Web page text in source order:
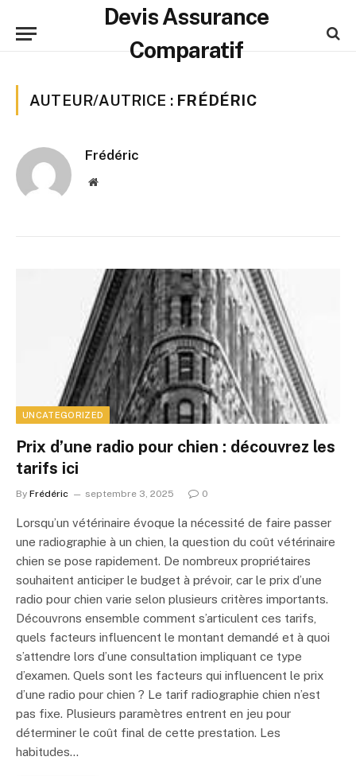
Devis Assurance
Comparatif
AUTEUR/AUTRICE : FRÉDÉRIC
Frédéric
Website
UNCATEGORIZED
Prix d’une radio pour chien : découvrez les
tarifs ici
By Frédéric septembre 3, 2025 0
Lorsqu’un vétérinaire évoque la nécessité de faire passer
une radiographie à un chien, la question du coût vétérinaire
chien se pose rapidement. De nombreux propriétaires
souhaitent anticiper le budget à prévoir, car le prix d’une
radio pour chien varie selon plusieurs critères importants.
Découvrons ensemble comment s’articulent ces tarifs,
quels facteurs influencent le montant demandé et à quoi
s’attendre lors d’une consultation impliquant ce type
d’examen. Quels sont les facteurs qui influencent le prix
d’une radio pour chien ? Le tarif radiographie chien n’est
pas fixe. Plusieurs paramètres entrent en jeu pour
déterminer le coût final de cette prestation. Les
habitudes…